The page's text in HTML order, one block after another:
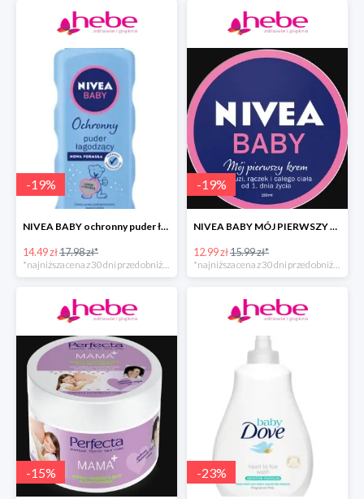
-19%
NIVEA BABY ochronny puder łagodzący dla dzieci
14.49 zł17.98 zł*
*najniższa cena z 30 dni przed obniżką
-19%
NIVEA BABY MÓJ PIERWSZY KREM
12.99 zł15.99 zł*
*najniższa cena z 30 dni przed obniżką
-15% -23%